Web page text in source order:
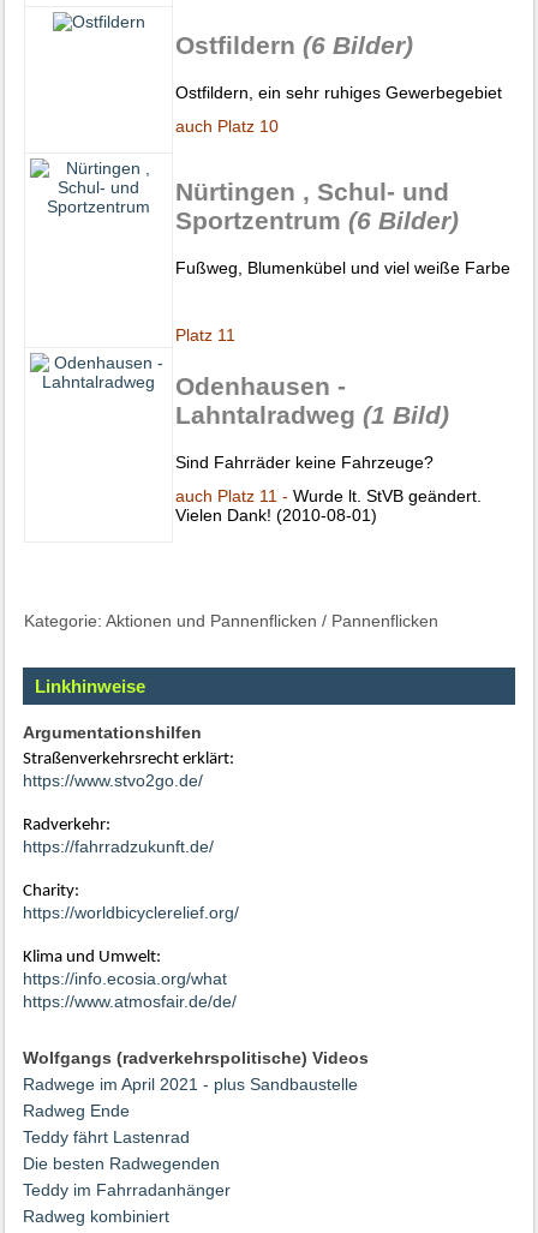
Ostfildern(6 Bilder)
Ostfildern, ein sehr ruhiges Gewerbegebiet
auch Platz 10
Nürtingen , Schul- und
Sportzentrum(6 Bilder)
Fußweg, Blumenkübel und viel weiße Farbe
Platz 11
Odenhausen -
Lahntalradweg(1 Bild)
Sind Fahrräder keine Fahrzeuge?
auch Platz 11 -Wurde lt. StVB geändert.
Vielen Dank! (2010-08-01)
Kategorie:Aktionen und Pannenflicken / Pannenflicken
Linkhinweise
Argumentationshilfen
Straßenverkehrsrecht erklärt:
https://www.stvo2go.de/
Radverkehr:
https://fahrradzukunft.de/
Charity:
https://worldbicyclerelief.org/
Klima und Umwelt:
https://info.ecosia.org/what
https://www.atmosfair.de/de/
Wolfgangs (radverkehrspolitische) Videos
Radwege im April 2021 - plus Sandbaustelle
Radweg Ende
Teddy fährt Lastenrad
Die besten Radwegenden
Teddy im Fahrradanhänger
Radweg kombiniert